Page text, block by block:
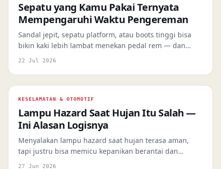
Sepatu yang Kamu Pakai Ternyata
Mempengaruhi Waktu Pengereman
Sandal jepit, sepatu platform, atau boots tinggi bisa
bikin kaki lebih lambat menekan pedal rem — dan
bedanya bukan cuma soal feeling, tapi soal jarak
22 Jul 2026
KESELAMATAN & OTOMOTIF
Lampu Hazard Saat Hujan Itu Salah —
Ini Alasan Logisnya
Menyalakan lampu hazard saat hujan terasa aman,
tapi justru bisa memicu kepanikan berantai dan
membuat lampu sein tidak berfungsi. Ini penjelasan
27 Jun 2026